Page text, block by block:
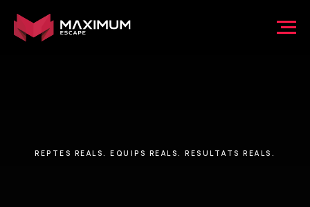
REPTES REALS. EQUIPS REALS. RESULTATS REALS.